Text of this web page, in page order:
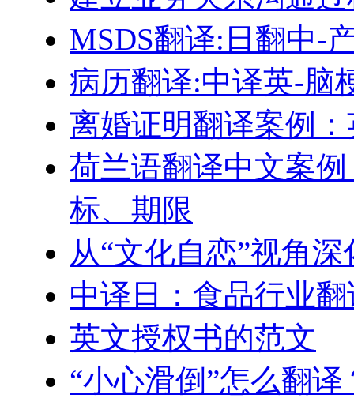
MSDS翻译:日翻中-
病历翻译:中译英-脑
离婚证明翻译案例
荷兰语翻译中文案
标、期限
从“文化自恋”视角
中译日：食品行业翻
英文授权书的范文
“小心滑倒”怎么翻译